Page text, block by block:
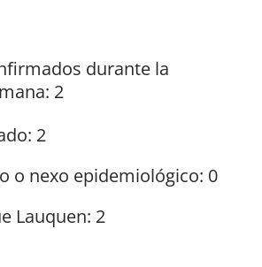
durante la
2
2
o nexo epidemiológico: 0
Lauquen: 2